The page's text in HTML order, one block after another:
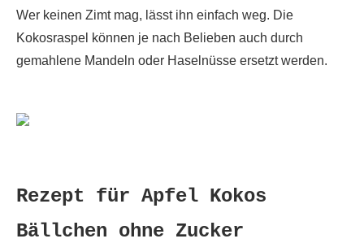
Wer keinen Zimt mag, lässt ihn einfach weg. Die
Kokosraspel können je nach Belieben auch durch
gemahlene Mandeln oder Haselnüsse ersetzt werden.
Rezept für Apfel Kokos
Bällchen ohne Zucker